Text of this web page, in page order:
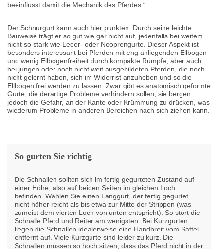
beeinflusst damit die Mechanik des Pferdes.“
Der Schnurgurt kann auch hier punkten. Durch seine leichte
Bauweise trägt er so gut wie gar nicht auf, jedenfalls bei weitem
nicht so stark wie Leder- oder Neoprengurte. Dieser Aspekt ist
besonders interessant bei Pferden mit eng anliegenden Ellbogen
und wenig Ellbogenfreiheit durch kompakte Rümpfe, aber auch
bei jungen oder noch nicht weit ausgebildeten Pferden, die noch
nicht gelernt haben, sich im Widerrist anzuheben und so die
Ellbogen frei werden zu lassen. Zwar gibt es anatomisch geformte
Gurte, die derartige Probleme verhindern sollen, sie bergen
jedoch die Gefahr, an der Kante oder Krümmung zu drücken, was
wiederum Probleme in anderen Bereichen nach sich ziehen kann.
So gurten Sie richtig
Die Schnallen sollten sich im fertig gegurteten Zustand auf
einer Höhe, also auf beiden Seiten im gleichen Loch
befinden. Wählen Sie einen Langgurt, der fertig gegurtet
nicht höher reicht als bis etwa zur Mitte der Strippen (was
zumeist dem vierten Loch von unten entspricht). So stört die
Schnalle Pferd und Reiter am wenigsten. Bei Kurzgurten
liegen die Schnallen idealerweise eine Handbreit vom Sattel
entfernt auf. Viele Kurzgurte sind leider zu kurz. Die
Schnallen müssen so hoch sitzen, dass das Pferd nicht in der